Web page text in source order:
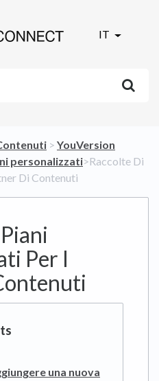
IT
​ > ​ ​YouVersion
personalizzati​>​ Raccolte Di
Di Contenuti
Per I
una nuova